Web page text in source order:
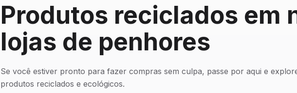
Produtos reciclados em
lojas de penhores
Se você estiver pronto para fazer compras sem culpa, passe por aqui e
produtos reciclados e ecológicos.